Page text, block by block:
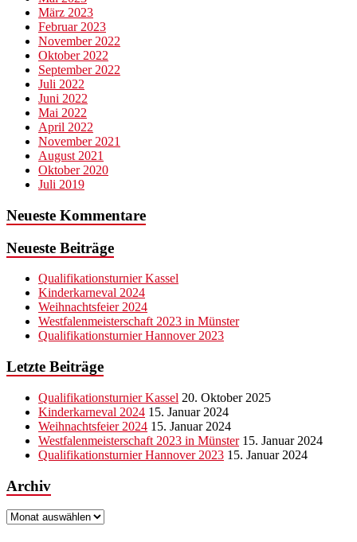
März 2023
Februar 2023
November 2022
Oktober 2022
September 2022
Juli 2022
Juni 2022
Mai 2022
April 2022
November 2021
August 2021
Oktober 2020
Juli 2019
Neueste Kommentare
Neueste Beiträge
Qualifikationsturnier Kassel
Kinderkarneval 2024
Weihnachtsfeier 2024
Westfalenmeisterschaft 2023 in Münster
Qualifikationsturnier Hannover 2023
Letzte Beiträge
Qualifikationsturnier Kassel 20. Oktober 2025
Kinderkarneval 2024 15. Januar 2024
Weihnachtsfeier 2024 15. Januar 2024
Westfalenmeisterschaft 2023 in Münster 15. Januar 2024
Qualifikationsturnier Hannover 2023 15. Januar 2024
Archiv
Archiv